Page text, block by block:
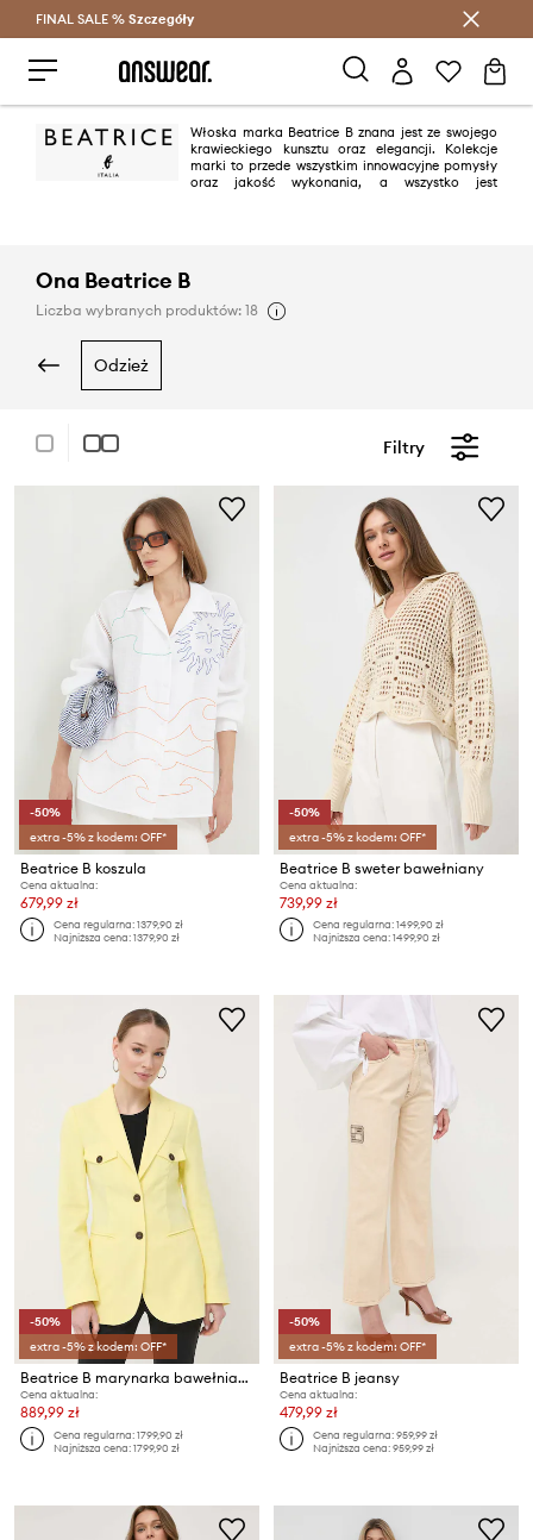
Oszczędzaj z Answear Club >
FINAL SALE % Szczegóły
Włoska marka Beatrice B znana jest ze swojego
krawieckiego kunsztu oraz elegancji. Kolekcje
marki to przede wszystkim innowacyjne pomysły
oraz jakość wykonania, a wszystko jest
Ona Beatrice B
Liczba wybranych produktów: 18
odzież
Filtry
-50%
extra -5% z kodem: OFF*
Beatrice B koszula
Cena aktualna:
679,99 zł
Cena regularna:1379,90 zł
Najniższa cena:1379,90 zł
-50%
extra -5% z kodem: OFF*
Beatrice B sweter bawełniany
Cena aktualna:
739,99 zł
Cena regularna:1499,90 zł
Najniższa cena:1499,90 zł
-50%
extra -5% z kodem: OFF*
Beatrice B marynarka bawełniana
Cena aktualna:
889,99 zł
Cena regularna:1799,90 zł
Najniższa cena:1799,90 zł
-50%
extra -5% z kodem: OFF*
Beatrice B jeansy
Cena aktualna:
479,99 zł
Cena regularna:959,99 zł
Najniższa cena:959,99 zł